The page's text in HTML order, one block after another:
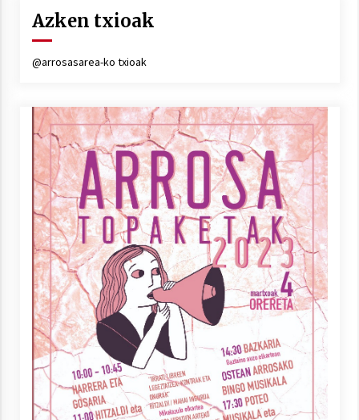
2021/10/13
Azaroak 6 Iurretan Arrosa sarearen
IX. topaketak
2021/10/04
Segura irratian Arrosaren 20 urteez
2021/07/22
Arrosari buruzko erreportaia
2021/07/16
Azken txioak
@arrosasarea-ko txioak